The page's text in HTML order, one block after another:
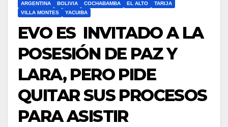
ARGENTINA BOLIVIA COCHABAMBA EL ALTO
TARIJA
VILLA MONTES
YACUIBA
EVO ES INVITADO A LA
POSESIÓN DE PAZ Y
LARA, PERO PIDE
QUITAR SUS PROCESOS
PARA ASISTIR